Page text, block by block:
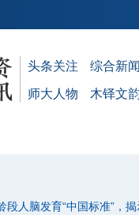
头条关注 综合新闻
师大人物 木铎文韵
人脑发育“中国标准”，